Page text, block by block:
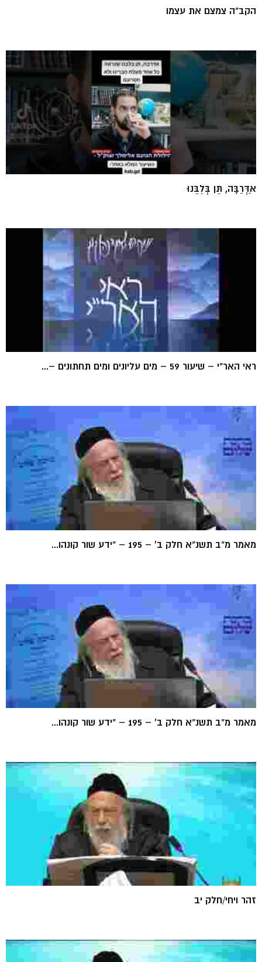
הקב"ה צמצם את עצמו
אַדְּרַבָּה, תֵּן בְּלִבֵּנוּ
ראי האר"י – שיעור 59 – מים עליונים ומים תחתונים –...
מאמר מ"ב תשנ"א חלק ב' – 195 – "ידע שור קונהו...
מאמר מ"ב תשנ"א חלק ב' – 195 – "ידע שור קונהו...
זהר ויחי/חלק יב